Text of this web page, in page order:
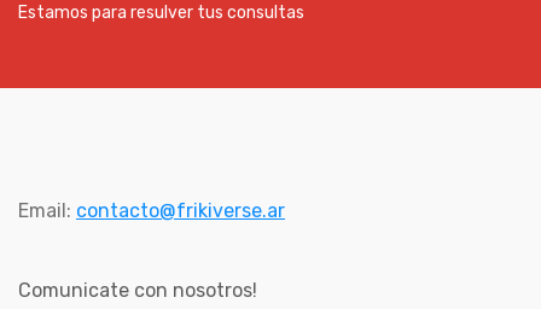
Estamos para resulver tus consultas
Email: contacto@frikiverse.ar
Comunicate con nosotros!